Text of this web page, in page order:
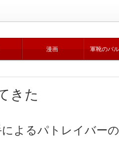
漫画 軍靴のバ
きた
よるパトレイバー